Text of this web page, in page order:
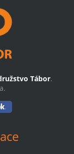
Tábor.